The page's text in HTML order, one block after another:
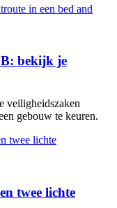
bekijk je
veiligheidszaken
gebouw te keuren.
twee lichte